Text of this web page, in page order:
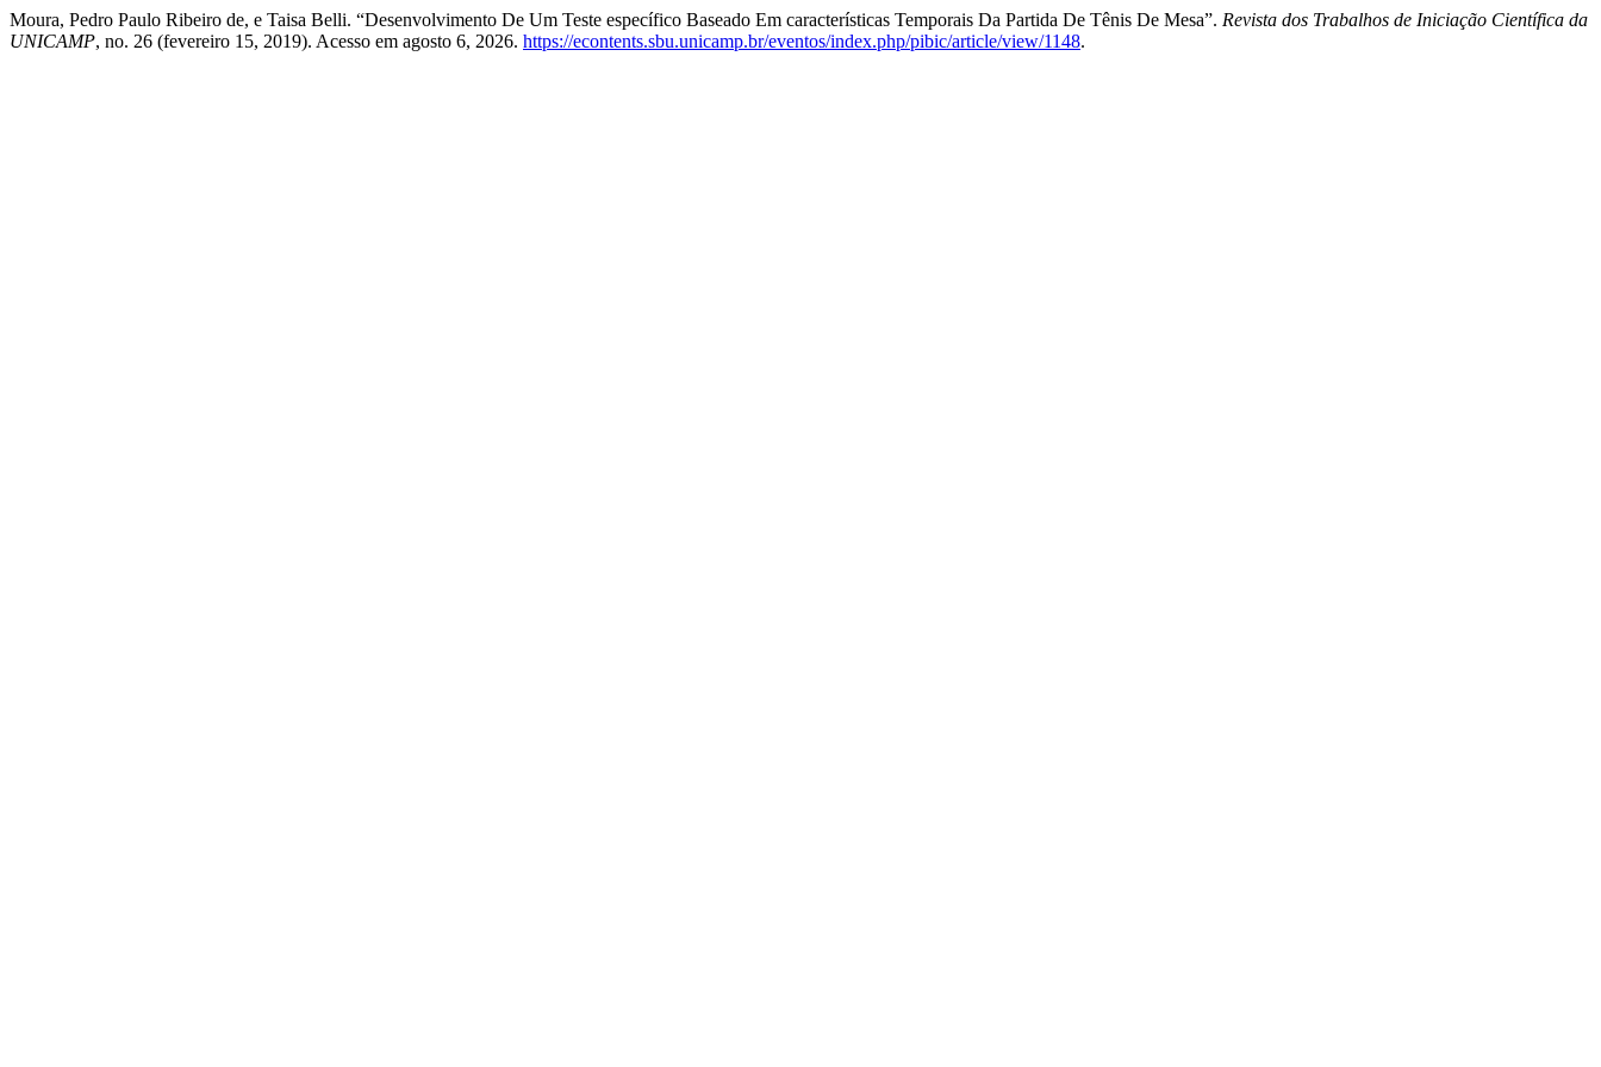
Moura, Pedro Paulo Ribeiro de, e Taisa Belli. “Desenvolvimento De Um Teste específico Baseado Em características Temporais Da Partida De Tênis De Mesa”. Revista dos Trabalhos de Iniciação Científica da
UNICAMP, no. 26 (fevereiro 15, 2019). Acesso em agosto 6, 2026. https://econtents.sbu.unicamp.br/eventos/index.php/pibic/article/view/1148.